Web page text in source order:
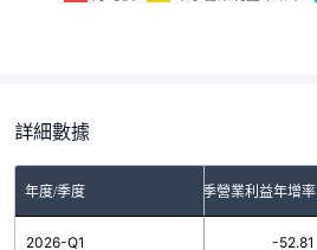
詳細數據
年度/季度 單季營業利益年增率
2026-Q1 -52.81